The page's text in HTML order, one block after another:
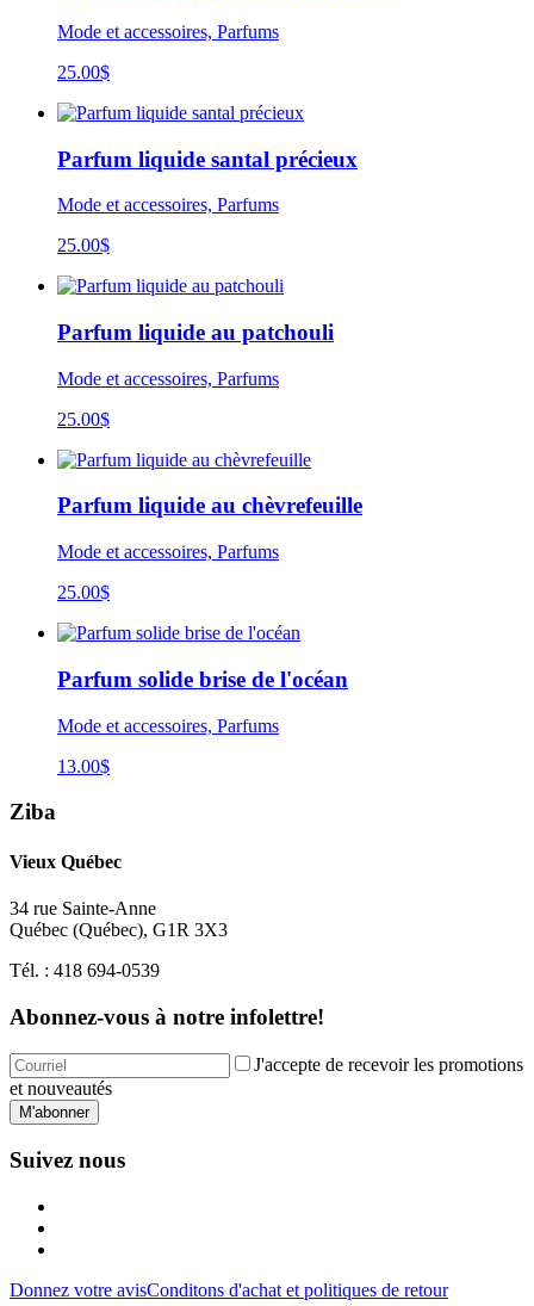
Mode et accessoires, Parfums
25.00$
Parfum liquide santal précieux
Mode et accessoires, Parfums
25.00$
Parfum liquide au patchouli
Mode et accessoires, Parfums
25.00$
Parfum liquide au chèvrefeuille
Mode et accessoires, Parfums
25.00$
Parfum solide brise de l'océan
Mode et accessoires, Parfums
13.00$
Ziba
Vieux Québec
34 rue Sainte-Anne
Québec (Québec), G1R 3X3
Tél. : 418 694-0539
Abonnez-vous à notre infolettre!
J'accepte de recevoir les promotions
et nouveautés
M'abonner
Suivez nous
Donnez votre avisConditons d'achat et politiques de retour